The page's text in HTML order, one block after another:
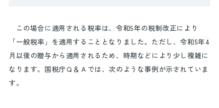
この場合に適用される税率は、令和5年の税制改正により
「一般税率」を適用することとなりました。ただし、令和5年4
月以後の贈与から適用されるため、時期などにより少し複雑に
なります。国税庁Ｑ＆Ａでは、次のような事例が示されていま
す。